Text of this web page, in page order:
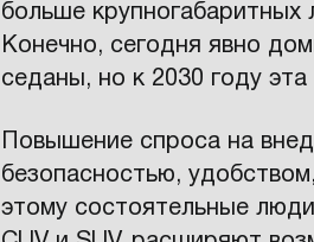
больше
Конечно, сегодня явно
седаны, но к 2030 году
Повышение спроса на
безопасностью,
этому состоятельные